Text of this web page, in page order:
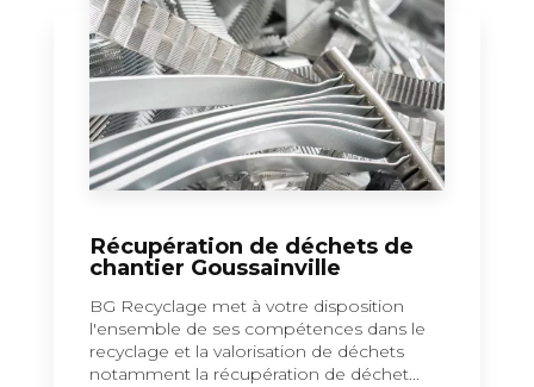
Récupération de déchets de
chantier Goussainville
BG Recyclage met à votre disposition
l'ensemble de ses compétences dans le
recyclage et la valorisation de déchets
notamment la récupération de déchet...